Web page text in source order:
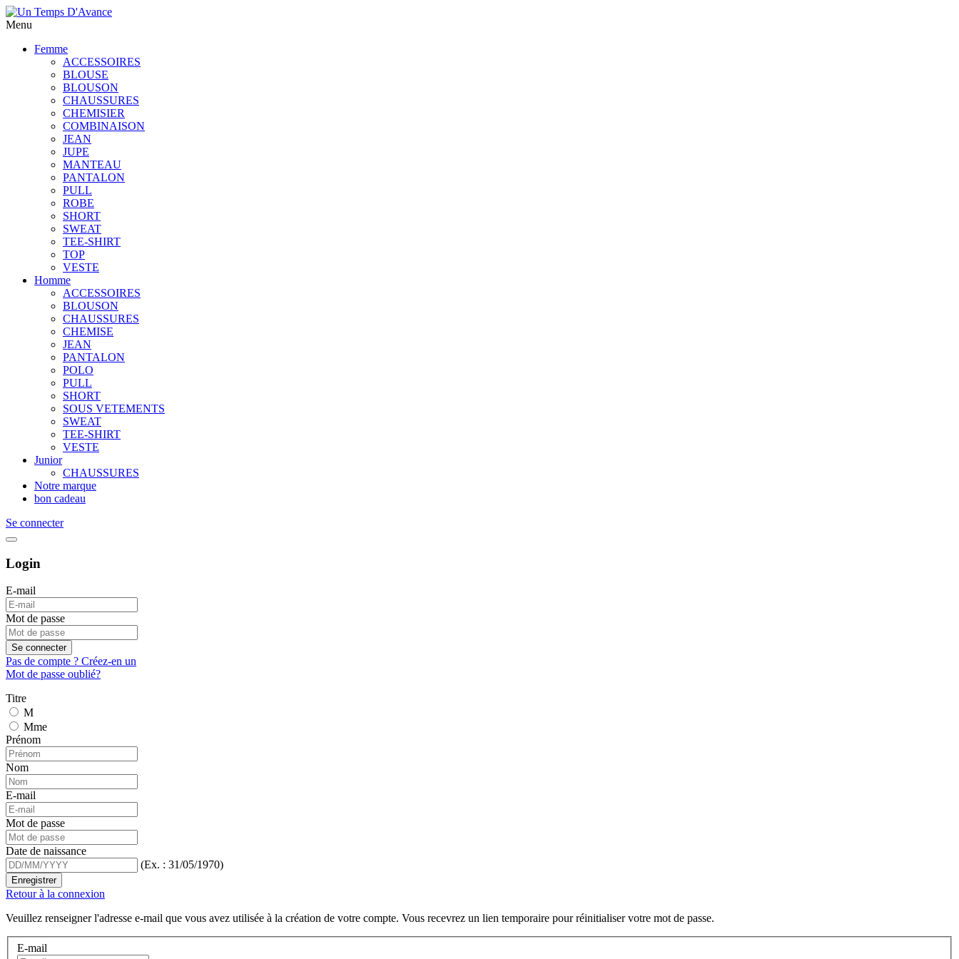
Menu
Femme
ACCESSOIRES
BLOUSE
BLOUSON
CHAUSSURES
CHEMISIER
COMBINAISON
JEAN
JUPE
MANTEAU
PANTALON
PULL
ROBE
SHORT
SWEAT
TEE-SHIRT
TOP
VESTE
Homme
ACCESSOIRES
BLOUSON
CHAUSSURES
CHEMISE
JEAN
PANTALON
POLO
PULL
SHORT
SOUS VETEMENTS
SWEAT
TEE-SHIRT
VESTE
Junior
CHAUSSURES
Notre marque
bon cadeau
Se connecter
Login
E-mail
Mot de passe
Se connecter
Pas de compte ? Créez-en un
Mot de passe oublié?
Titre
M
Mme
Prénom
Nom
E-mail
Mot de passe
Date de naissance
(Ex. : 31/05/1970)
Enregistrer
Retour à la connexion
Veuillez renseigner l'adresse e-mail que vous avez utilisée à la création de votre compte. Vous recevrez un lien temporaire pour réinitialiser votre mot de passe.
E-mail